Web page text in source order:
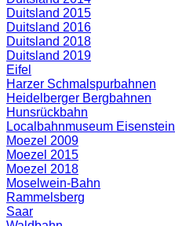
Duitsland 2015
Duitsland 2016
Duitsland 2018
Duitsland 2019
Eifel
Harzer Schmalspurbahnen
Heidelberger Bergbahnen
Hunsrückbahn
Localbahnmuseum Eisenstein
Moezel 2009
Moezel 2015
Moezel 2018
Moselwein-Bahn
Rammelsberg
Saar